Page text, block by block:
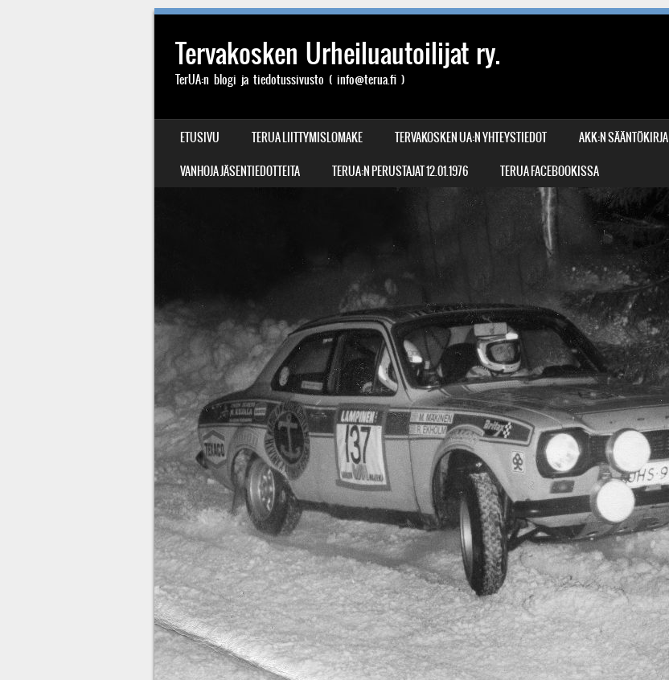
Tervakosken Urheiluautoilijat ry.
TerUA:n blogi ja tiedotussivusto ( info@terua.fi )
VALIKKO
SIIRRY SISÄLTÖÖN
ETUSIVU TERUA LIITTYMISLOMAKE TERVAKOSKEN UA:N YHTEYSTIEDOT AKK:N SÄÄNTÖKIRJA
VANHOJA JÄSENTIEDOTTEITA
TERUA:N PERUSTAJAT 12.01.1976 TERUA FACEBOOKISSA